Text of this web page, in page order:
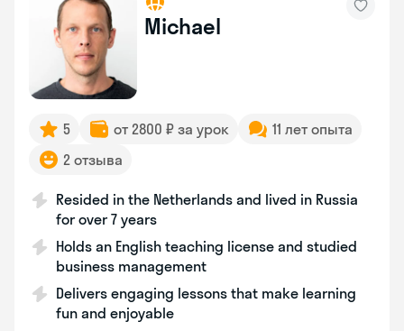
Michael
5 от 2800 ₽ за урок
11 лет опыта
2 отзыва
Resided in the Netherlands and lived in Russia
for over 7 years
Holds an English teaching license and studied
business management
Delivers engaging lessons that make learning
fun and enjoyable